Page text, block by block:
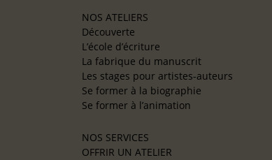
NOS ATELIERS
Découverte
L’école d’écriture
La fabrique du manuscrit
Les stages pour artistes-auteurs
Se former à la biographie
Se former à l’animation
NOS SERVICES
OFFRIR UN ATELIER